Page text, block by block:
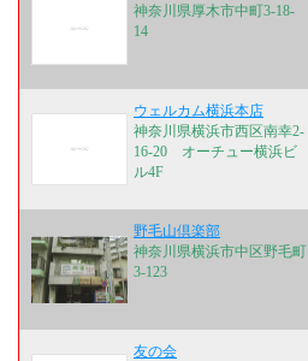
神奈川県厚木市中町3-18-
14
ウェルカム横浜本店
神奈川県横浜市西区南幸2-
16-20 オーチュー横浜ビ
ル4F
野毛山倶楽部
神奈川県横浜市中区野毛町
3-123
友の会